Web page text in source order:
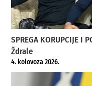
SPREGA KORUPCIJE I
Ždrale
4. kolovoza 2026.